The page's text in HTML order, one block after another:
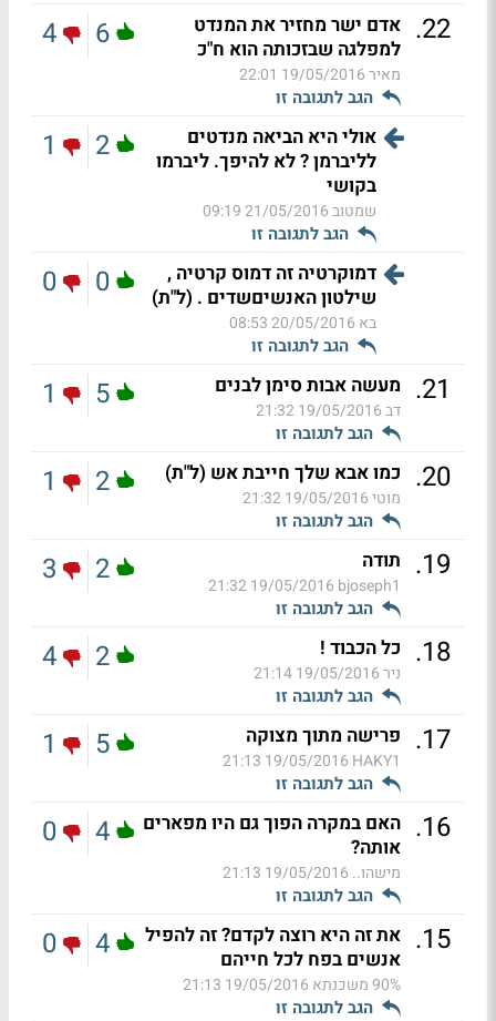
22
. אדם ישר מחזיר את המנדט
למפלגה שבזכותה הוא ח"כ
מאיר19/05/2016 22:01
הגב לתגובה זו
6
4
אולי היא הביאה מנדטים
לליברמן ? לא להיפך. ליברמו
בקושי
שמטוב21/05/2016 09:19
הגב לתגובה זו
2
1
דמוקרטיה זה דמוס קרטיה ,
שילטון האנשיםשדים . (ל"ת)
בא 20/05/2016 08:53
הגב לתגובה זו
0
0
21
. מעשה אבות סימן לבנים
דב19/05/2016 21:32
הגב לתגובה זו
5
1
20
. כמו אבא שלך חייבת אש (ל"ת)
מוטי19/05/2016 21:32
הגב לתגובה זו
2
1
19
. תודה
bjoseph1
19/05/2016 21:32
הגב לתגובה זו
2
3
18
. כל הכבוד !
ניר19/05/2016 21:14
הגב לתגובה זו
2
4
17
. פרישה מתוך מצוקה
HAKY1
19/05/2016 21:13
הגב לתגובה זו
5
1
16
. האם במקרה הפוך גם היו מפארים
אותה?
מישהו.. 19/05/2016 21:13
הגב לתגובה זו
4
0
15
. את זה היא רוצה לקדם? זה להפיל
אנשים בפח לכל חייהם
90% משכנתא 19/05/2016 21:13
הגב לתגובה זו
4
0